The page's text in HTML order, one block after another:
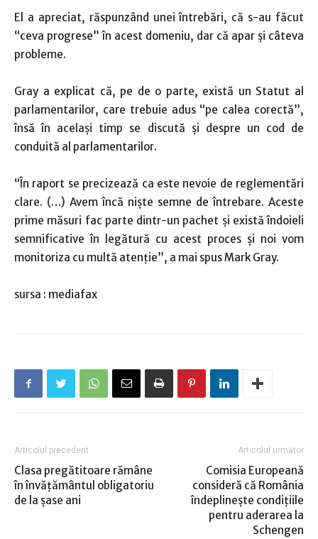
El a apreciat, răspunzând unei întrebări, că s-au făcut
“ceva progrese” în acest domeniu, dar că apar şi câteva
probleme.
Gray a explicat că, pe de o parte, există un Statut al
parlamentarilor, care trebuie adus “pe calea corectă”,
însă în acelaşi timp se discută şi despre un cod de
conduită al parlamentarilor.
“În raport se precizează ca este nevoie de reglementări
clare. (…) Avem încă nişte semne de întrebare. Aceste
prime măsuri fac parte dintr-un pachet şi există îndoieli
semnificative în legătură cu acest proces şi noi vom
monitoriza cu multă atenţie”, a mai spus Mark Gray.
sursa : mediafax
Articolul precedent
Clasa pregătitoare rămâne
în învăţământul obligatoriu
de la şase ani
Articolul următor
Comisia Europeană
consideră că România
îndeplineşte condiţiile
pentru aderarea la
Schengen